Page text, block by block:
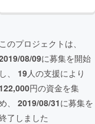
このプロジェクトは、
08/09に募集を開始
し、 19人の支援により
122,000円の資金を集
、 2019/08/31に募集を
了しました